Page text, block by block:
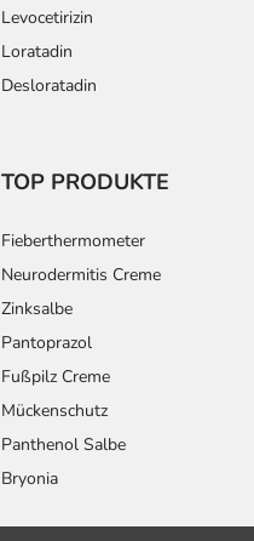
Levocetirizin
Loratadin
Desloratadin
TOP PRODUKTE
Fieberthermometer
Neurodermitis Creme
Zinksalbe
Pantoprazol
Fußpilz Creme
Mückenschutz
Panthenol Salbe
Bryonia